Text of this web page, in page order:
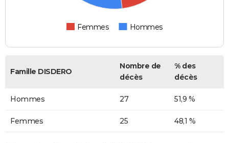
Femmes Hommes
Famille DISDERO
Nombre de
décès
% des
décès
Hommes 27 51,9 %
Femmes 25 48,1 %